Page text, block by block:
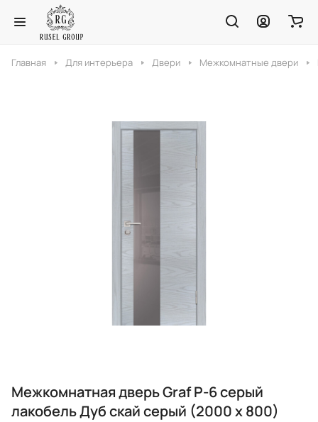
Главная Для интерьера Двери Межкомнатные двери
Межкомнатная дверь Graf P-6 серый
лакобель Дуб скай серый (2000 х 800)